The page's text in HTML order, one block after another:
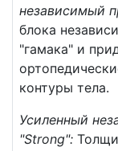
независимый
блока
"гамака" и
контуры тела.
Усиленный
"Strong":